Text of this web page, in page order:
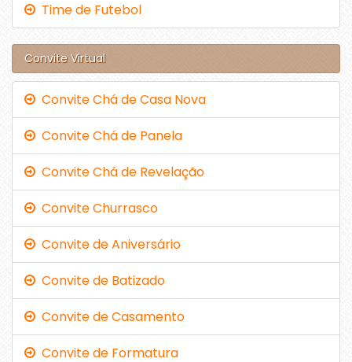
Time de Futebol
Convite Virtual
Convite Chá de Casa Nova
Convite Chá de Panela
Convite Chá de Revelação
Convite Churrasco
Convite de Aniversário
Convite de Batizado
Convite de Casamento
Convite de Formatura